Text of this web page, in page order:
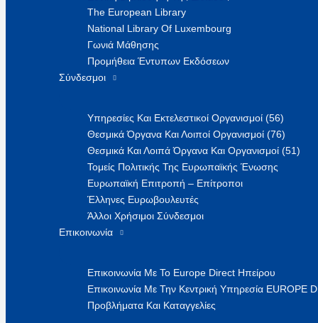
The European Library
National Library Of Luxembourg
Γωνιά Μάθησης
Προμήθεια Έντυπων Εκδόσεων
Σύνδεσμοι
Υπηρεσίες Και Εκτελεστικοί Οργανισμοί (56)
Θεσμικά Όργανα Και Λοιποί Οργανισμοί (76)
Θεσμικά Και Λοιπά Όργανα Και Οργανισμοί (51)
Τομείς Πολιτικής Της Ευρωπαϊκής Ένωσης
Ευρωπαϊκή Επιτροπή – Επίτροποι
Έλληνες Ευρωβουλευτές
Άλλοι Χρήσιμοι Σύνδεσμοι
Επικοινωνία
Επικοινωνία Με Το Europe Direct Ηπείρου
Επικοινωνία Με Την Κεντρική Υπηρεσία EUROPE
Προβλήματα Και Καταγγελίες